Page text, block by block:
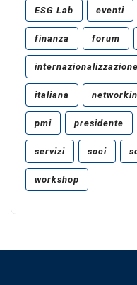
ESG Lab eventi
finanza forum
internazionalizzazione
italiana
pmi presidente
servizi soci
workshop